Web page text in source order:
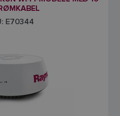
E70344